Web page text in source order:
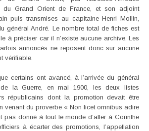
du Grand Orient de France, et son adjoint
puis transmises au capitaine Henri Mollin,
général André. Le nombre total de fiches est
à préciser car il n’existe aucune archive. Les
annoncés ne reposent donc sur aucune
vérifiable.
certains ont avancé, à l’arrivée du général
la Guerre, en mai 1900, les deux listes
républicains dont la promotion devait être
venant du proverbe « Non licet omnibus adire
pas donné à tout le monde d’aller à Corinthe
à écarter des promotions, l’appellation